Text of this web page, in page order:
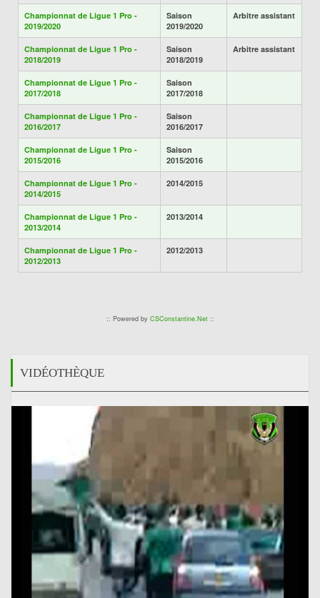
Championnat de Ligue 1 Pro -
2019/2020
Saison
2019/2020
Arbitre assistant
Championnat de Ligue 1 Pro -
2018/2019
Saison
2018/2019
Arbitre assistant
Championnat de Ligue 1 Pro -
2017/2018
Saison
2017/2018
Championnat de Ligue 1 Pro -
2016/2017
Saison
2016/2017
Championnat de Ligue 1 Pro -
2015/2016
Saison
2015/2016
Championnat de Ligue 1 Pro -
2014/2015
2014/2015
Championnat de Ligue 1 Pro -
2013/2014
2013/2014
Championnat de Ligue 1 Pro -
2012/2013
2012/2013
:: Powered by CSConstantine.Net::
VIDÉOTHÈQUE